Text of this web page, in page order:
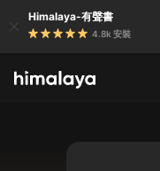
Himalaya-有聲書
4.8k 安裝